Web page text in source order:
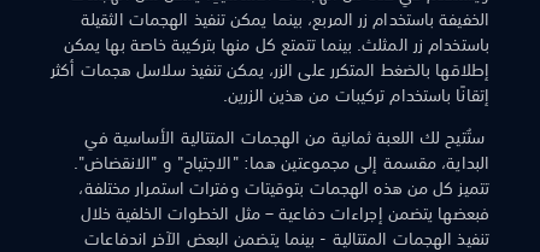
الخفيفة باستخدام زر المربع، بينما يمكن تنفيذ الهجمات الثقيلة
باستخدام زر المثلث. بينما تتمتع كل منها بتركيبة خاصة بها يمكن
إطلاقها بالضغط المتكرر على الزر، يمكن تنفيذ سلاسل هجمات أكثر
إتقانًا باستخدام تركيبات من هذين الزرين.
ستُتيح لك اللعبة ثمانية من الهجمات المتتالية الأساسية في
البداية، مقسمة إلى مجموعتين هما: "الاجتياح" و "الانقضاض".
تتميز كل من هذه الهجمات بتوقيتات وفترات استمرار مختلفة،
فبعضها يتضمن إجراءات دفاعية – مثل الخطوات الخلفية خلال
تنفيذ الهجمات المتتالية - بينما يتضمن البعض الآخر اندفاعات